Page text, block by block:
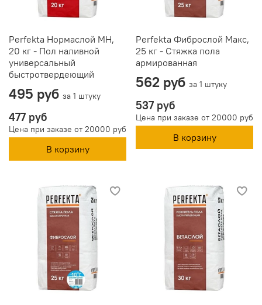
Perfekta Нормаслой МН,
20 кг - Пол наливной
универсальный
быстротвердеющий
495 руб за 1 штуку
477 руб
Цена при заказе от 20000 руб
В корзину
Perfekta Фиброслой Макс,
25 кг - Стяжка пола
армированная
562 руб за 1 штуку
537 руб
Цена при заказе от 20000 руб
В корзину